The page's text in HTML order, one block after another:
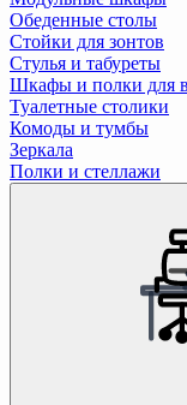
Обеденные столы
Стойки для зонтов
Стулья и табуреты
Шкафы и полки для
Туалетные столики
Комоды и тумбы
Зеркала
Полки и стеллажи